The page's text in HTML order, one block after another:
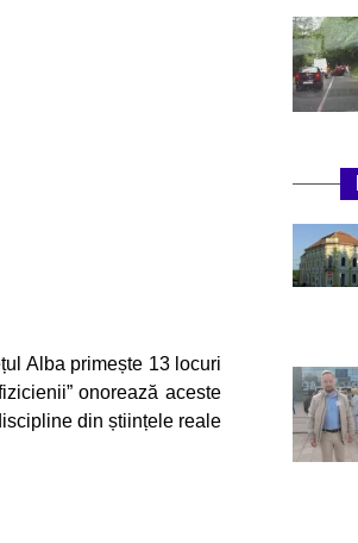
Alba primește 13 locuri
onorează aceste
din științele reale